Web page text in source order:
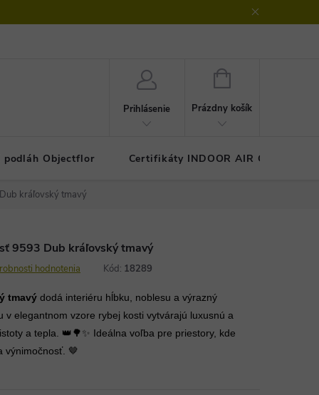
Prihlásenie
NÁKUPNÝ
Prázdny košík
podláh Objectflor Certifikáty INDOOR AIR COMFORT
kráľovský tmavý
9593 Dub kráľovský tmavý
hodnotenia Kód: 18289
tmavý dodá interiéru hĺbku, noblesu a výrazný
v elegantnom vzore rybej kosti vytvárajú luxusnú a
a tepla. 👑🌳✨ Ideálna voľba pre priestory, kde
výnimočnosť. 🤎